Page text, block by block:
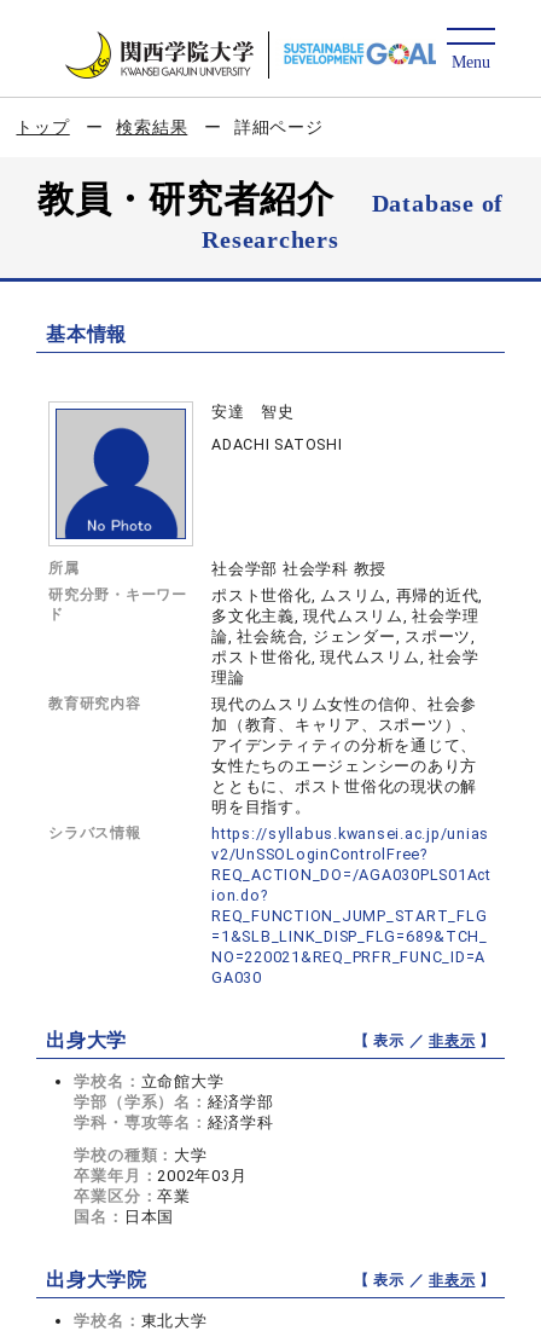
トップ 検索結果 詳細ページ
教員・研究者紹介
Database of
Researchers
基本情報
安達 智史
ADACHI SATOSHI
所属 社会学部 社会学科 教授
研究分野・キーワー
ド
ポスト世俗化, ムスリム, 再帰的近代,
多文化主義, 現代ムスリム, 社会学理
論, 社会統合, ジェンダー, スポーツ,
ポスト世俗化, 現代ムスリム, 社会学
理論
教育研究内容
現代のムスリム女性の信仰、社会参
加（教育、キャリア、スポーツ）、
アイデンティティの分析を通じて、
女性たちのエージェンシーのあり方
とともに、ポスト世俗化の現状の解
明を目指す。
シラバス情報
https://syllabus.kwansei.ac.jp/unias
v2/UnSSOLoginControlFree?
REQ_ACTION_DO=/AGA030PLS01Act
ion.do?
REQ_FUNCTION_JUMP_START_FLG
=1&SLB_LINK_DISP_FLG=689&TCH_
NO=220021&REQ_PRFR_FUNC_ID=A
GA030
出身大学 【 表示 ／非表示 】
学校名： 立命館大学
学部（学系）名： 経済学部
学科・専攻等名： 経済学科
学校の種類： 大学
卒業年月：2002年03月
卒業区分：卒業
国名： 日本国
出身大学院 【 表示 ／非表示 】
学校名： 東北大学